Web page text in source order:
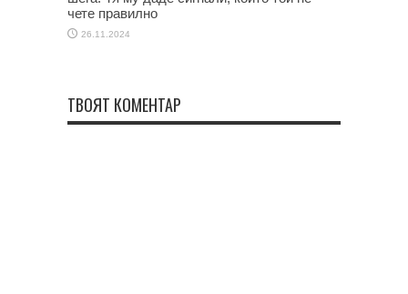
чете правилно
26.11.2024
ТВОЯТ КОМЕНТАР